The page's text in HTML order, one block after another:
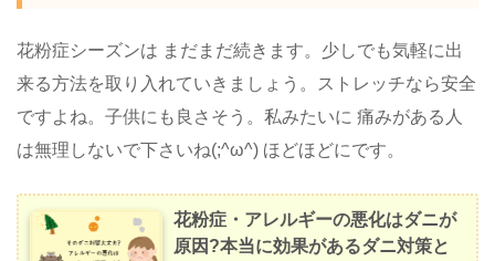
花粉症シーズンは まだまだ続きます。少しでも気軽に出
来る方法を取り入れていきましょう。ストレッチなら安全
ですよね。子供にも良さそう。私みたいに 痛みがある人
は無理しないで下さいね(;^ω^) ほどほどにです。
花粉症・アレルギーの悪化はダニが
原因?本当に効果があるダニ対策と